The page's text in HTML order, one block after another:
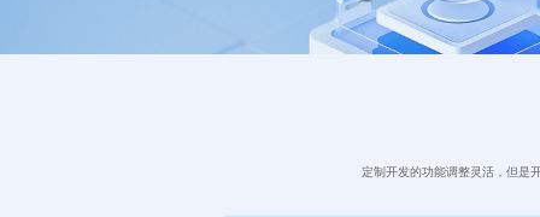
定制开发的功能调整灵活，但是